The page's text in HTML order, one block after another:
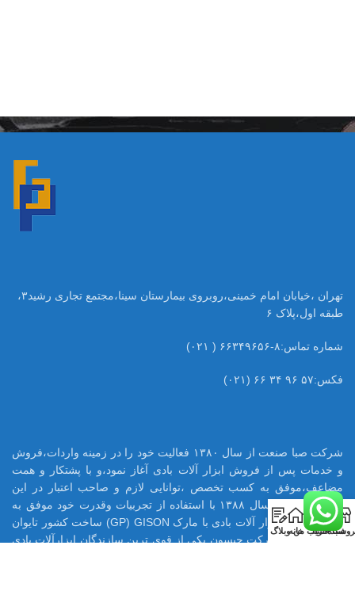
تهران ،خیابان امام خمینی،روبروی بیمارستان سینا،مجتمع تجاری رشید۳،
طبقه اول،پلاک ۶
شماره تماس:۸-۶۶۳۴۹۶۵۶ ( ۰۲۱)
فکس:۵۷ ۹۶ ۳۴ ۶۶ (۰۲۱)
شرکت صبا صنعت از سال ۱۳۸۰ فعالیت خود را در زمینه واردات،فروش
و خدمات پس از فروش ابزار آلات بادی آغاز نمود،و با پشتکار و همت
مضاعف،موفق به کسب تخصص ،توانایی لازم و صاحب اعتبار در این
حرفه گردید.در سال ۱۳۸۸ با استفاده از تجربیات وقدرت خود موفق به
اخذ نمایندگی ابزار آلات بادی با مارک GP) GISON) ساخت کشور تایوان
در ایران شود.شرکت جیسون یکی از قوی ترین سازندگان ابزارآلات بادی
سبد خرید
حساب من
خانهوبلاگ